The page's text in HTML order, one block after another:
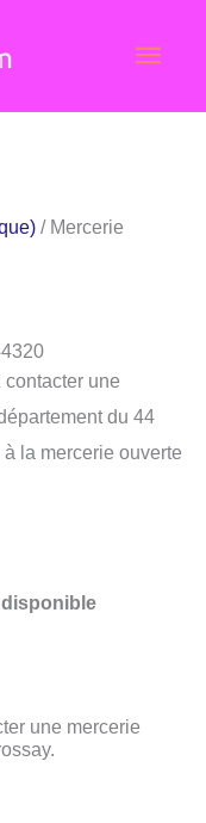
/ Mercerie
une
du 44
la mercerie ouverte
une mercerie